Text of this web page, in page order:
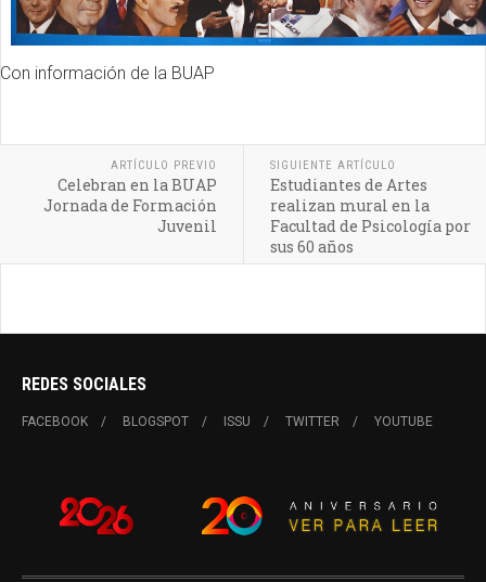
Con información de la BUAP
ARTÍCULO PREVIO
Celebran en la BUAP
Jornada de Formación
Juvenil
SIGUIENTE ARTÍCULO
Estudiantes de Artes
realizan mural en la
Facultad de Psicología por
sus 60 años
REDES SOCIALES
FACEBOOK BLOGSPOT ISSU TWITTER YOUTUBE